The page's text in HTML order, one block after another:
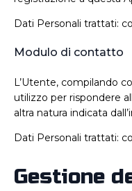
Dati Personali trattati:
Modulo di contatto
L’Utente, compilando
utilizzo per rispondere
altra natura indicata
Dati Personali trattati:
Gestione